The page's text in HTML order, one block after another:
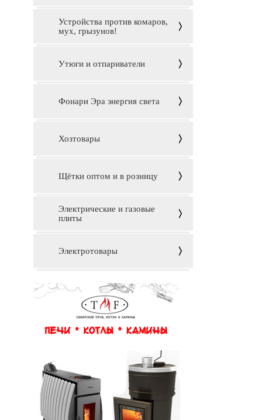
Устройства против комаров,
мух, грызунов!
Утюги и отпариватели
Фонари Эра энергия света
Хозтовары
Щётки оптом и в розницу
Электрические и газовые
плиты
Электротовары